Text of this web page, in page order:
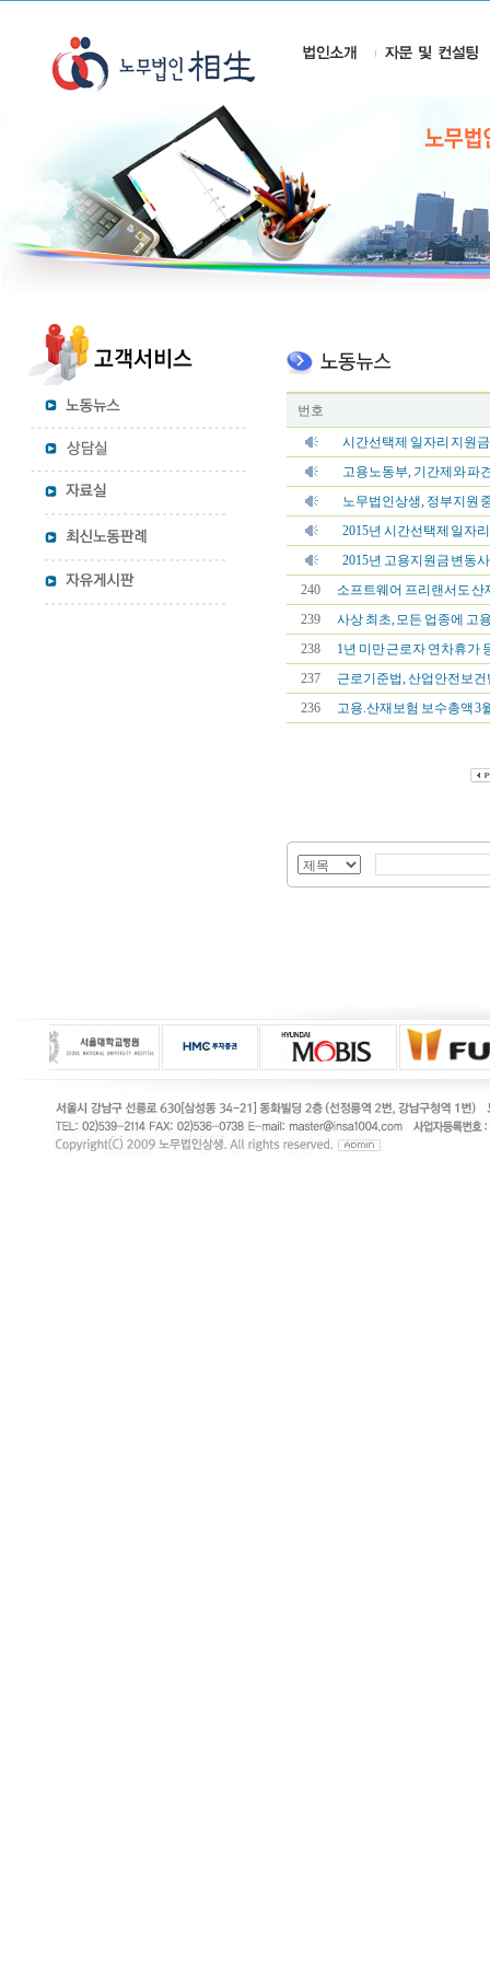
번호
시간선택제 일자리 지원
고용노동부, 기간제와 파
노무법인상생, 정부지원
2015년 시간선택제 일자
2015년 고용지원금 변동
240
소프트웨어 프리랜서도
239
사상 최초, 모든 업종에 고
238
1년 미만 근로자 연차휴가
237
근로기준법, 산업안전보건
236
고용.산재보험 보수총액 3